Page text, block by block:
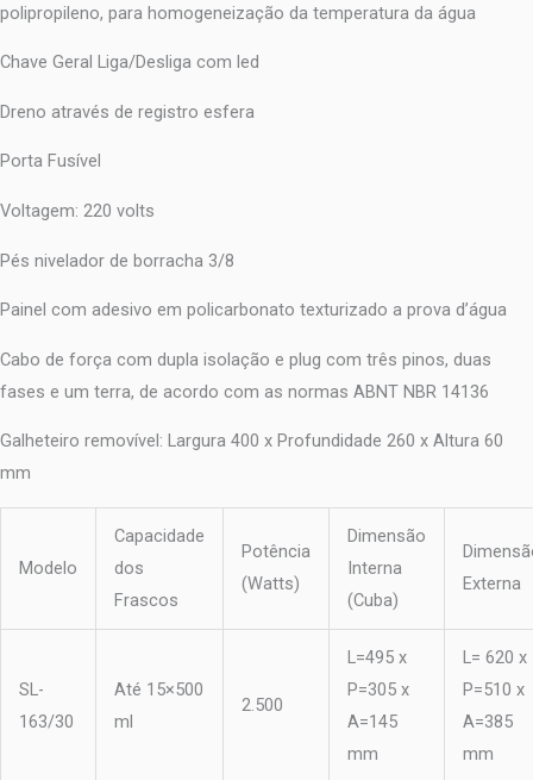
polipropileno, para homogeneização da temperatura da água
Chave Geral Liga/Desliga com led
Dreno através de registro esfera
Porta Fusível
Voltagem: 220 volts
Pés nivelador de borracha 3/8
Painel com adesivo em policarbonato texturizado a prova d’água
Cabo de força com dupla isolação e plug com três pinos, duas
fases e um terra, de acordo com as normas ABNT NBR 14136
Galheteiro removível: Largura 400 x Profundidade 260 x Altura 60
mm
Modelo
Capacidade
dos
Frascos
Potência
(Watts)
Dimensão
Interna
(Cuba)
Externa
SL-
163/30
Até 15×500
ml
2.500
L=495 x
P=305 x
A=145
mm
L= 620 x
P=510 x
A=385
mm